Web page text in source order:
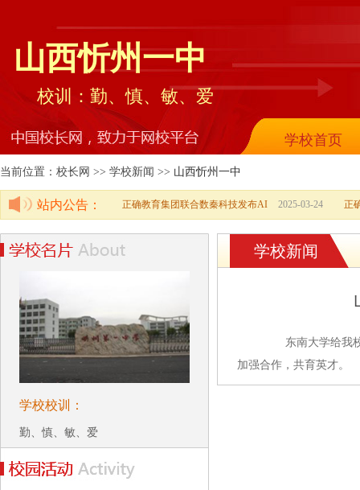
山西忻州一中
校训：勤、慎、敏、爱
学校首页
当前位置：校长网 >> 学校新闻 >> 山西忻州一中
站内公告： 2025-03-24
正确教育集团联合数秦科技发布AI 正
学校校训：
勤、慎、敏、爱
学校新闻
东南大学给我校
加强合作，共育英才。